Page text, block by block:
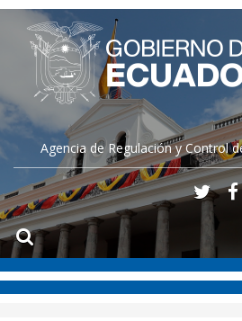
Agencia de Regulación y Control